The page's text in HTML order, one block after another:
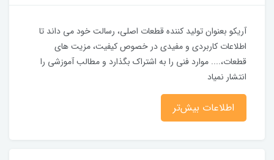
آریکو بعنوان تولید کننده قطعات اصلی، رسالت خود می داند تا
اطلاعات کاربردی و مفیدی در خصوص کیفیت، مزیت های
قطعات،.... موارد فنی را به اشتراک بگذارد و مطالب آموزشی را
انتشار نمیاد
اطلاعات بیش‌تر